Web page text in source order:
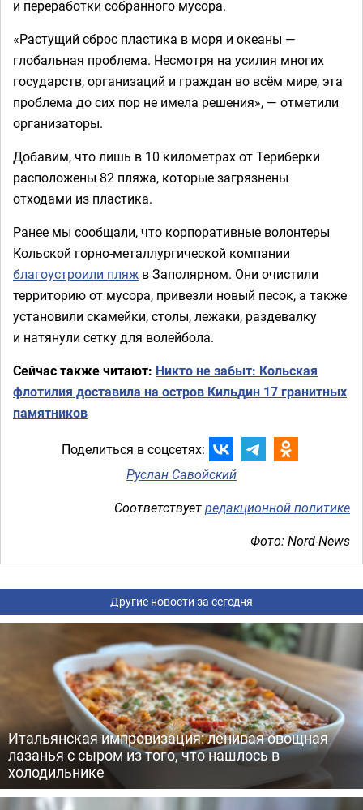
и переработки собранного мусора.
«Растущий сброс пластика в моря и океаны —
глобальная проблема. Несмотря на усилия многих
государств, организаций и граждан во всём мире, эта
проблема до сих пор не имела решения», — отметили
организаторы.
Добавим, что лишь в 10 километрах от Териберки
расположены 82 пляжа, которые загрязнены
отходами из пластика.
Ранее мы сообщали, что корпоративные волонтеры
Кольской горно-металлургической компании
благоустроили пляж в Заполярном. Они очистили
территорию от мусора, привезли новый песок, а также
установили скамейки, столы, лежаки, раздевалку
и натянули сетку для волейбола.
Сейчас также читают: Никто не забыт: Кольская
флотилия доставила на остров Кильдин 17 гранитных
памятников
Поделиться в соцсетях:
Руслан Савойский
Соответствуетредакционной политике
Фото: Nord-News
Другие новости за сегодня
Итальянская импровизация: ленивая овощная
лазанья с сыром из того, что нашлось в
холодильнике